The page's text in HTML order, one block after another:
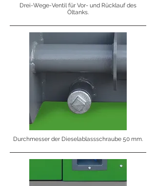
Drei-Wege-Ventil für Vor- und Rücklauf des
Öltanks.
Durchmesser der Dieselablassschraube 50 mm.